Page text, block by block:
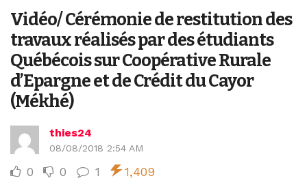
Vidéo/ Cérémonie de restitution des
travaux réalisés par des étudiants
Québécois sur Coopérative Rurale
d’Epargne et de Crédit du Cayor
(Mékhé)
thies24
08/08/2018 2:54 AM
0 0 1 1,409